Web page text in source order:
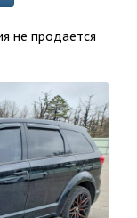
не продается